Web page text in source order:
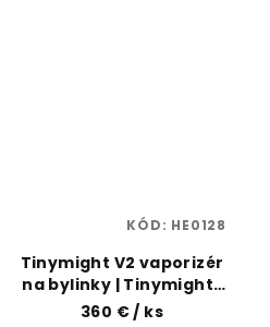
Tinymight V2 vaporizér
na bylinky | Tinymight |
Vaporama
360 €/ ks
KÓD: HE0128